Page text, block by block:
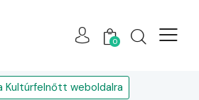
0
Kultúrfelnőtt weboldalra